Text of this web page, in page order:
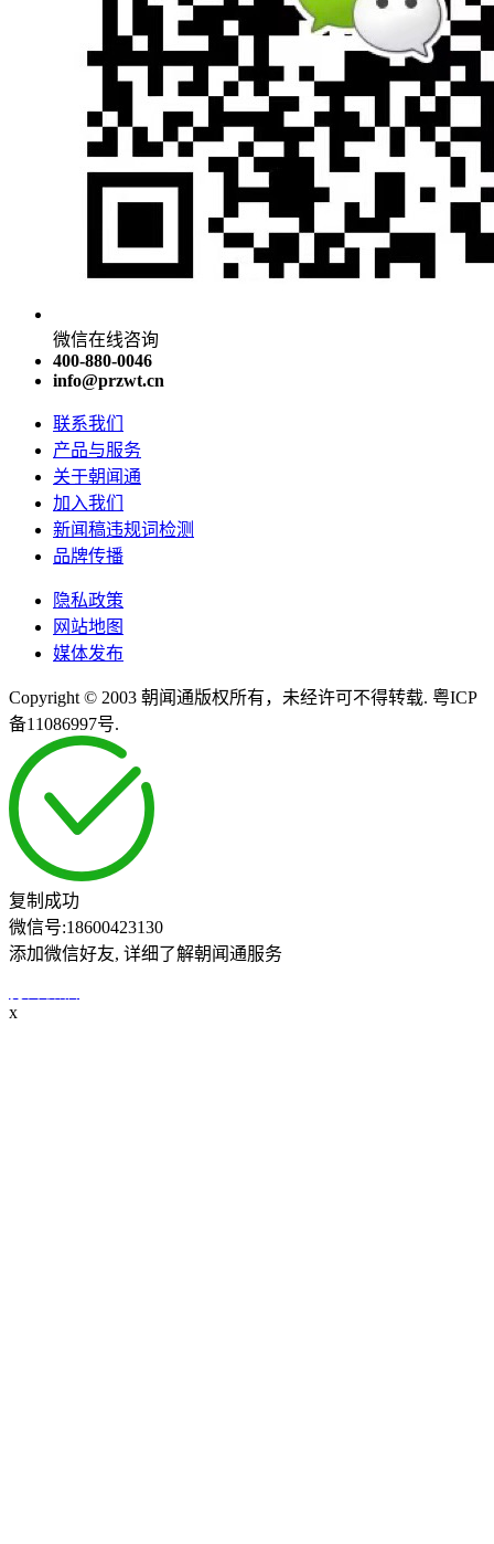
微信在线咨询
400-880-0046
info@przwt.cn
联系我们
产品与服务
关于朝闻通
加入我们
新闻稿违规词检测
品牌传播
隐私政策
网站地图
媒体发布
Copyright © 2003 朝闻通版权所有，未经许可不得转载. 粤ICP
备11086997号.
复制成功
微信号:18600423130
添加微信好友, 详细了解朝闻通服务
x